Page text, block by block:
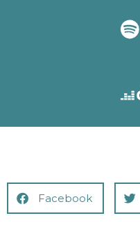
Facebook